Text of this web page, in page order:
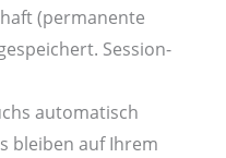
(permanente
Session-
automatisch
bleiben auf Ihrem